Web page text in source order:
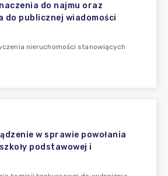
do najmu oraz
do publicznej wiadomości
nieruchomości stanowiących
w sprawie powołania
podstawowej i